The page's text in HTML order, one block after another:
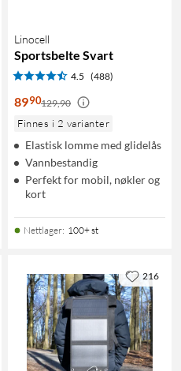
Linocell
Sportsbelte Svart
4.5 (488)
8990129,90
Finnes i 2 varianter
Elastisk lomme med glidelås
Vannbestandig
Perfekt for mobil, nøkler og
kort
Nettlager: 100+ st
216